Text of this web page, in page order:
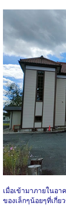
เมื่อเข้ามาภายในอ
ของเล็กๆน้อยๆที่เกี่ย